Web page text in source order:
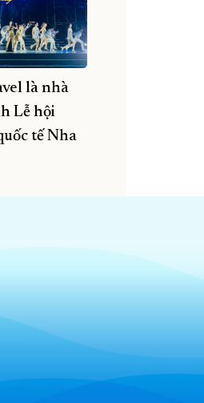
là nhà
Lễ hội
tế Nha